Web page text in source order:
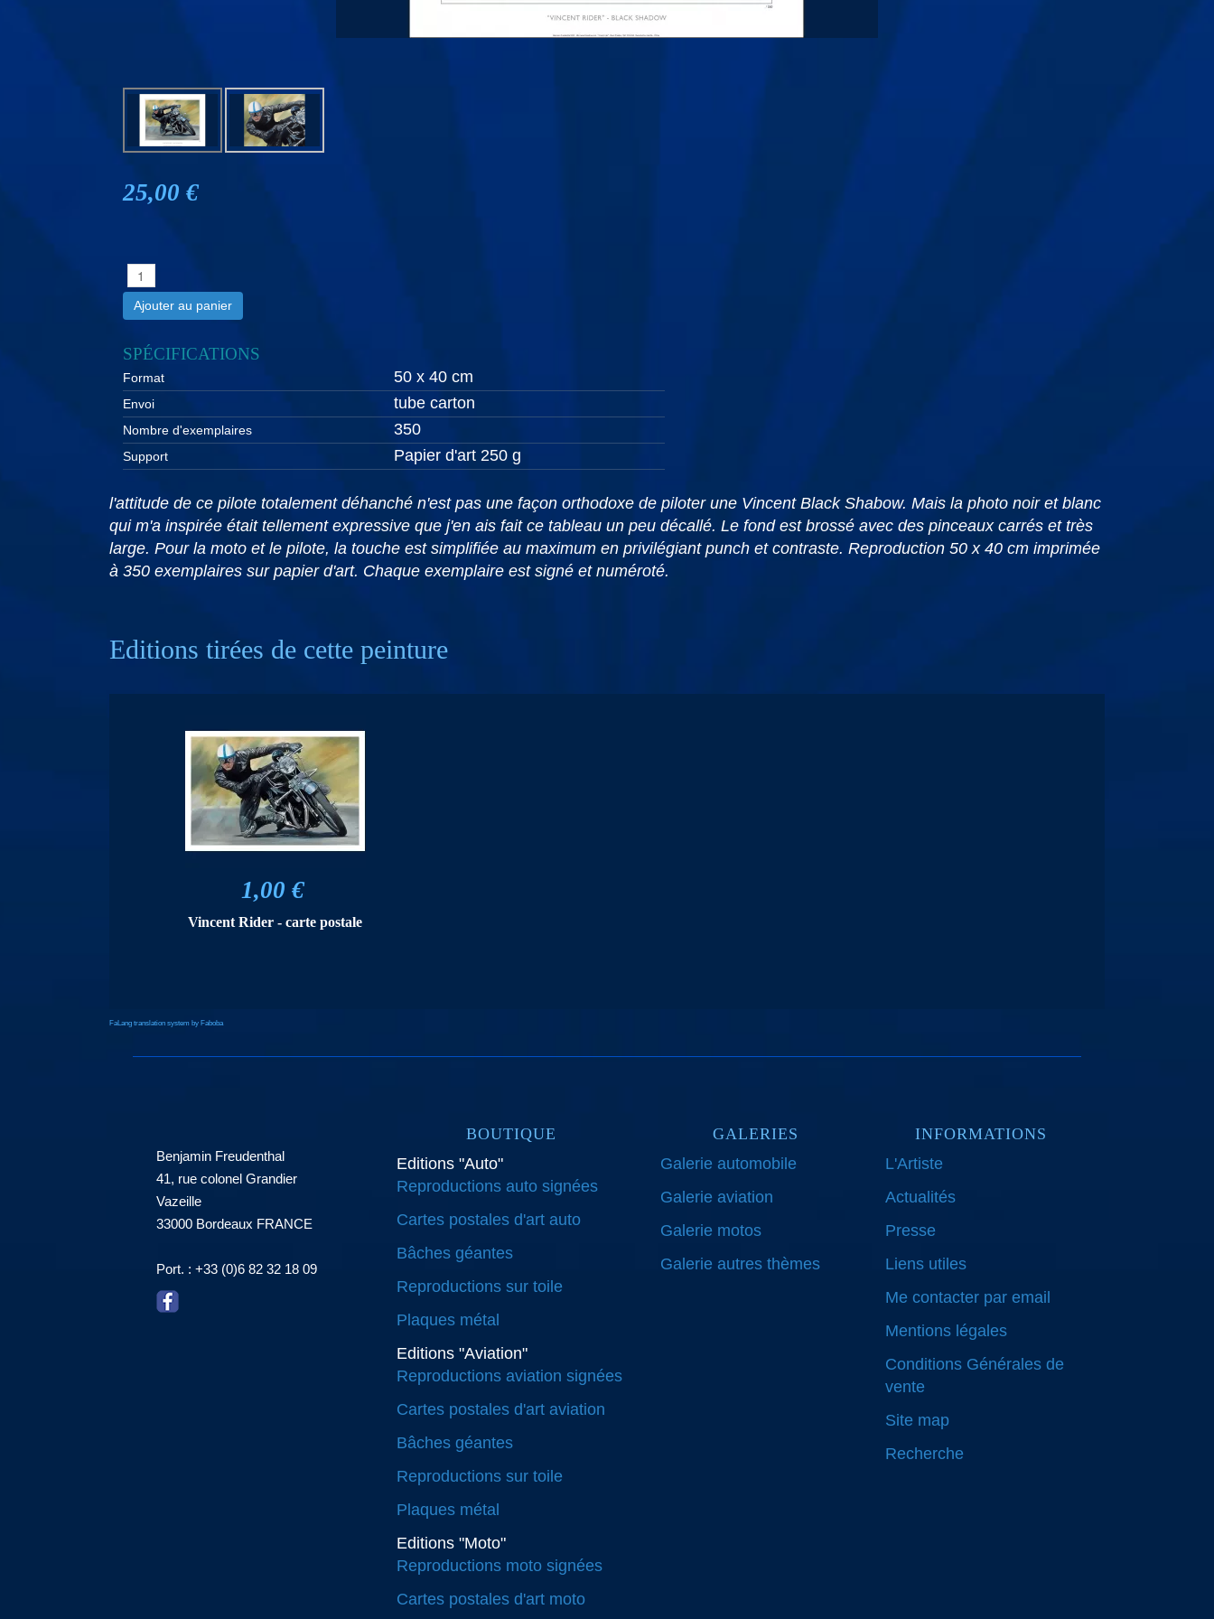
25,00 €
Ajouter au panier
SPÉCIFICATIONS
Format 50 x 40 cm
Envoi tube carton
Nombre d'exemplaires 350
Support Papier d'art 250 g
l'attitude de ce pilote totalement déhanché n'est pas une façon orthodoxe de piloter une Vincent Black Shabow. Mais la photo noir et blanc
qui m'a inspirée était tellement expressive que j'en ais fait ce tableau un peu décallé. Le fond est brossé avec des pinceaux carrés et très
large. Pour la moto et le pilote, la touche est simplifiée au maximum en privilégiant punch et contraste. Reproduction 50 x 40 cm imprimée
à 350 exemplaires sur papier d'art. Chaque exemplaire est signé et numéroté.
Editions tirées de cette peinture
1,00 €
Vincent Rider - carte postale
FaLang translation system by Faboba
Benjamin Freudenthal
41, rue colonel Grandier
Vazeille
33000 Bordeaux FRANCE
Port. : +33 (0)6 82 32 18 09
BOUTIQUE
Editions "Auto"
Reproductions auto signées
Cartes postales d'art auto
Bâches géantes
Reproductions sur toile
Plaques métal
Editions "Aviation"
Reproductions aviation signées
Cartes postales d'art aviation
Bâches géantes
Reproductions sur toile
Plaques métal
Editions "Moto"
Reproductions moto signées
Cartes postales d'art moto
GALERIES
Galerie automobile
Galerie aviation
Galerie motos
Galerie autres thèmes
INFORMATIONS
L'Artiste
Actualités
Presse
Liens utiles
Me contacter par email
Mentions légales
Conditions Générales de
vente
Site map
Recherche